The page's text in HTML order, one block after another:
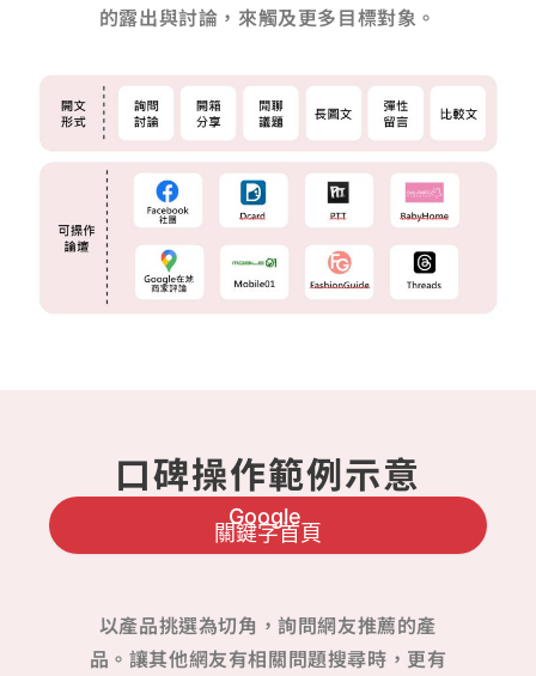
的露出與討論，來觸及更多目標對象。
口碑操作範例示意
Google
關鍵字首頁
以產品挑選為切角，詢問網友推薦的產
品。讓其他網友有相關問題搜尋時，更有